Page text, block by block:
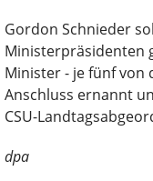
Gordon Schnieder
Ministerpräsidenten
Minister - je fünf von
Anschluss ernannt
CSU-
dpa